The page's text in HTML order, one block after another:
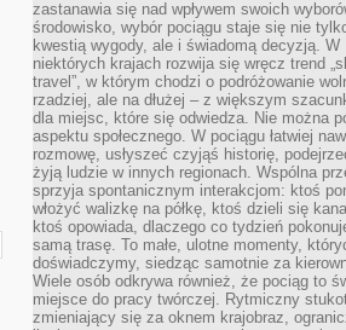
zastanawia się nad wpływem swoich
środowisko, wybór pociągu staje się nie
kwestią wygody, ale i świadomą decyzją. W
niektórych krajach rozwija się wręcz trend
travel”, w którym chodzi o podróżowanie
rzadziej, ale na dłużej – z większym
dla miejsc, które się odwiedza. Nie można
aspektu społecznego. W pociągu łatwiej
rozmowę, usłyszeć czyjąś historię,
żyją ludzie w innych regionach. Wspólna
sprzyja spontanicznym interakcjom: ktoś
włożyć walizkę na półkę, ktoś dzieli się
ktoś opowiada, dlaczego co tydzień
samą trasę. To małe, ulotne momenty,
doświadczymy, siedząc samotnie za
Wiele osób odkrywa również, że pociąg to
miejsce do pracy twórczej. Rytmiczny
zmieniający się za oknem krajobraz,